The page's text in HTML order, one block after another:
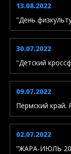
13.08.2022
"День
30.07.2022
"Детский
09.07.2022
Пермский край.
02.07.2022
"ЖАРА-ИЮЛЬ